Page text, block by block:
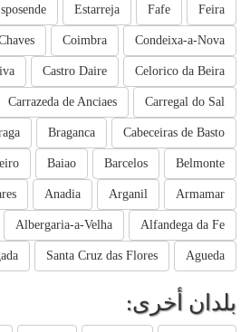
Feira
Fafe
Estarreja
Condeixa-a-Nova
Coimbra
Celorico da Beira
Castro Daire
Carregal do Sal
Carrazeda de Anciaes
Cabeceiras de Basto
Braganca
Belmonte
Barcelos
Baiao
Armamar
Arganil
Anadia
Alfandega da Fe
Albergaria-a-Velha
Agueda
Santa Cruz das Flores
بلدان أخرى: